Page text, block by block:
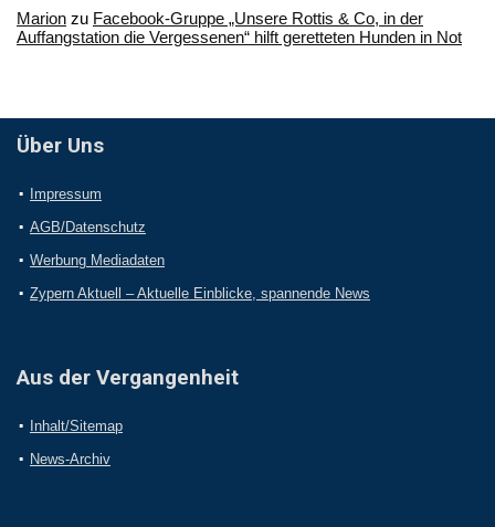
Marion zu Facebook-Gruppe „Unsere Rottis & Co, in der
Auffangstation die Vergessenen“ hilft geretteten Hunden in Not
Über Uns
Impressum
AGB/Datenschutz
Werbung Mediadaten
Zypern Aktuell – Aktuelle Einblicke, spannende News
Aus der Vergangenheit
Inhalt/Sitemap
News-Archiv